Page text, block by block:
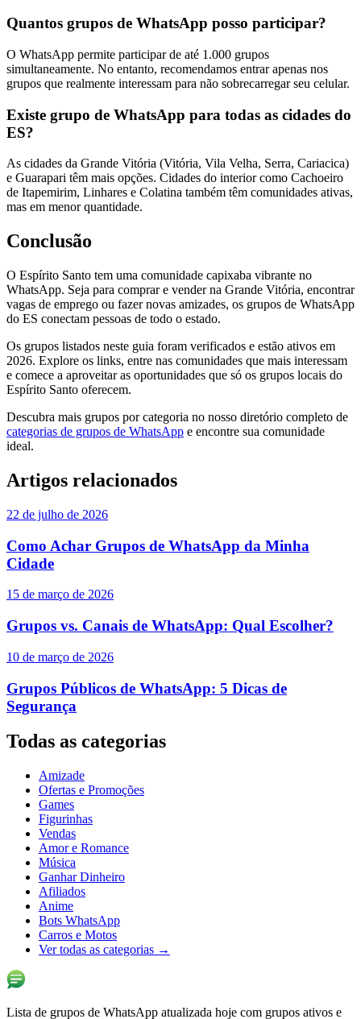
Quantos grupos de WhatsApp posso participar?
O WhatsApp permite participar de até 1.000 grupos
simultaneamente. No entanto, recomendamos entrar apenas nos
grupos que realmente interessam para não sobrecarregar seu celular.
Existe grupo de WhatsApp para todas as cidades do
ES?
As cidades da Grande Vitória (Vitória, Vila Velha, Serra, Cariacica)
e Guarapari têm mais opções. Cidades do interior como Cachoeiro
de Itapemirim, Linhares e Colatina também têm comunidades ativas,
mas em menor quantidade.
Conclusão
O Espírito Santo tem uma comunidade capixaba vibrante no
WhatsApp. Seja para comprar e vender na Grande Vitória, encontrar
vagas de emprego ou fazer novas amizades, os grupos de WhatsApp
do ES conectam pessoas de todo o estado.
Os grupos listados neste guia foram verificados e estão ativos em
2026. Explore os links, entre nas comunidades que mais interessam
e comece a aproveitar as oportunidades que só os grupos locais do
Espírito Santo oferecem.
Descubra mais grupos por categoria no nosso diretório completo de
categorias de grupos de WhatsApp e encontre sua comunidade
ideal.
Artigos relacionados
22 de julho de 2026
Como Achar Grupos de WhatsApp da Minha
Cidade
15 de março de 2026
Grupos vs. Canais de WhatsApp: Qual Escolher?
10 de março de 2026
Grupos Públicos de WhatsApp: 5 Dicas de
Segurança
Todas as categorias
Amizade
Ofertas e Promoções
Games
Figurinhas
Vendas
Amor e Romance
Música
Ganhar Dinheiro
Afiliados
Anime
Bots WhatsApp
Carros e Motos
Ver todas as categorias →
Lista de grupos de WhatsApp atualizada hoje com grupos ativos e